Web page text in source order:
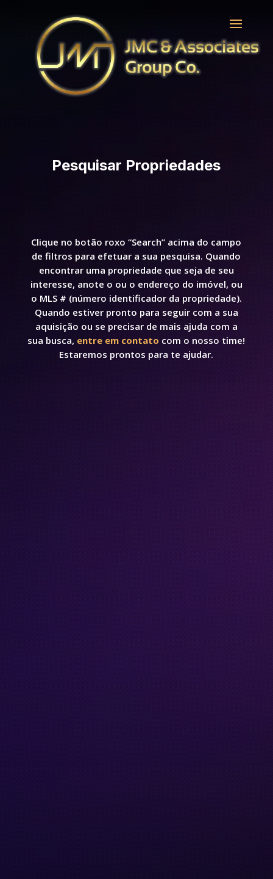
Pesquisar Propriedades
Clique no botão roxo “Search” acima do campo
de filtros para efetuar a sua pesquisa. Quando
encontrar uma propriedade que seja de seu
interesse, anote o ou o endereço do imóvel, ou
o MLS # (número identificador da propriedade).
Quando estiver pronto para seguir com a sua
aquisição ou se precisar de mais ajuda com a
sua busca, entre em contato com o nosso time!
Estaremos prontos para te ajudar.